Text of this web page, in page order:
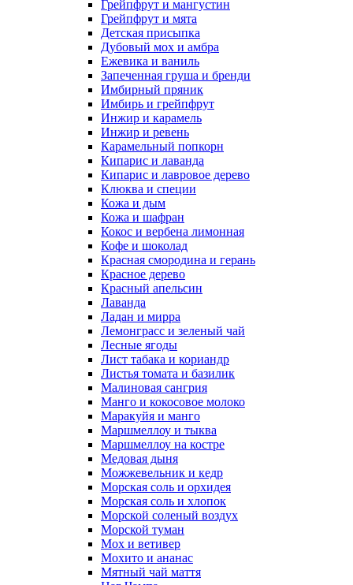
Грейпфрут и мангустин
Грейпфрут и мята
Детская присыпка
Дубовый мох и амбра
Ежевика и ваниль
Запеченная груша и бренди
Имбирный пряник
Имбирь и грейпфрут
Инжир и карамель
Инжир и ревень
Карамельный попкорн
Кипарис и лаванда
Кипарис и лавровое дерево
Клюква и специи
Кожа и дым
Кожа и шафран
Кокос и вербена лимонная
Кофе и шоколад
Красная смородина и герань
Красное дерево
Красный апельсин
Лаванда
Ладан и мирра
Лемонграсс и зеленый чай
Лесные ягоды
Лист табака и кориандр
Листья томата и базилик
Малиновая сангрия
Манго и кокосовое молоко
Маракуйя и манго
Маршмеллоу и тыква
Маршмеллоу на костре
Медовая дыня
Можжевельник и кедр
Морская соль и орхидея
Морская соль и хлопок
Морской соленый воздух
Морской туман
Мох и ветивер
Мохито и ананас
Мятный чай маття